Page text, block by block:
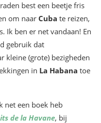
best een beetje fris
om naar Cuba te reizen,
Ik ben er net vandaan! En
gebruik dat
kleine (grote) bezigheden
in La Habana toe
net een boek heb
de la Havane, bij